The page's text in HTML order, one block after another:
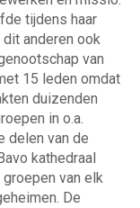
tijdens haar
anderen ook
van
15 leden omdat
duizenden
in o.a.
delen van de
kathedraal
van elk
De